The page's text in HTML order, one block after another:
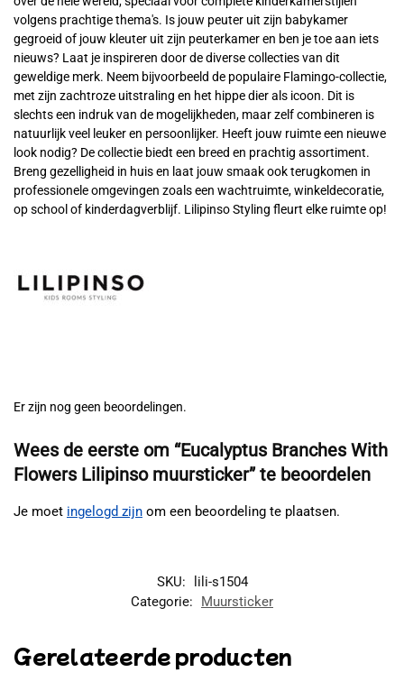
volgens prachtige thema's. Is jouw peuter uit zijn babykamer
gegroeid of jouw kleuter uit zijn peuterkamer en ben je toe aan iets
nieuws? Laat je inspireren door de diverse collecties van dit
geweldige merk. Neem bijvoorbeeld de populaire Flamingo-collectie,
met zijn zachtroze uitstraling en het hippe dier als icoon. Dit is
slechts een indruk van de mogelijkheden, maar zelf combineren is
natuurlijk veel leuker en persoonlijker. Heeft jouw ruimte een nieuwe
look nodig? De collectie biedt een breed en prachtig assortiment.
Breng gezelligheid in huis en laat jouw smaak ook terugkomen in
professionele omgevingen zoals een wachtruimte, winkeldecoratie,
op school of kinderdagverblijf. Lilipinso Styling fleurt elke ruimte op!
Er zijn nog geen beoordelingen.
Wees de eerste om “Eucalyptus Branches With
Flowers Lilipinso muursticker” te beoordelen
Je moet ingelogd zijn om een beoordeling te plaatsen.
SKU:
lili-s1504
Categorie:
Muursticker
Gerelateerde producten